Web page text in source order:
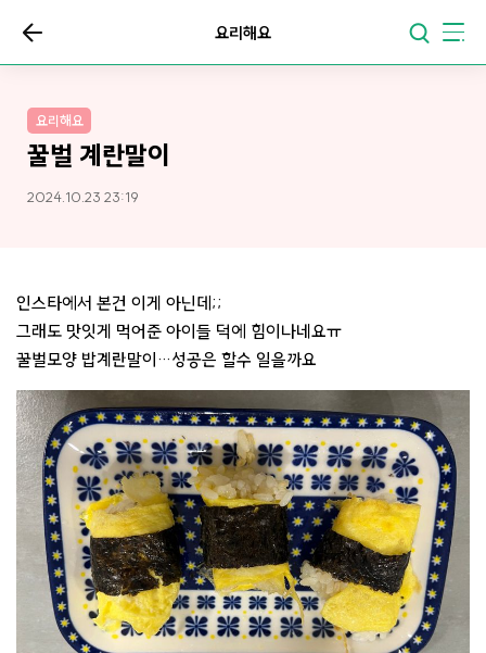
요리해요
요리해요
꿀벌 계란말이
2024.10.23 23:19
인스타에서 본건 이게 아닌데;;
그래도 맛잇게 먹어준 아이들 덕에 힘이나네요ㅠ
꿀벌모양 밥계란말이…성공은 할수 일을까요